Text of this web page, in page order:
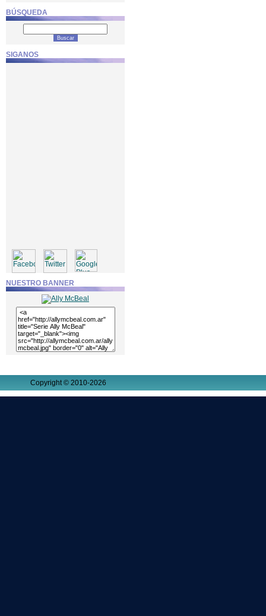
BÚSQUEDA
SIGANOS
NUESTRO BANNER
Copyright © 2010-2026